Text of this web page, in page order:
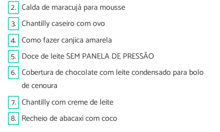
2. Calda de maracujá para mousse
3. Chantilly caseiro com ovo
4. Como fazer canjica amarela
5. Doce de leite SEM PANELA DE PRESSÃO
6. Cobertura de chocolate com leite condensado para bolo
de cenoura
7. Chantilly com creme de leite
8. Recheio de abacaxi com coco